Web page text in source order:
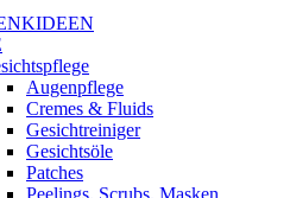
Augenpflege
Cremes & Fluids
Gesichtreiniger
Gesichtsöle
Patches
Peelings, Scrubs, Masken